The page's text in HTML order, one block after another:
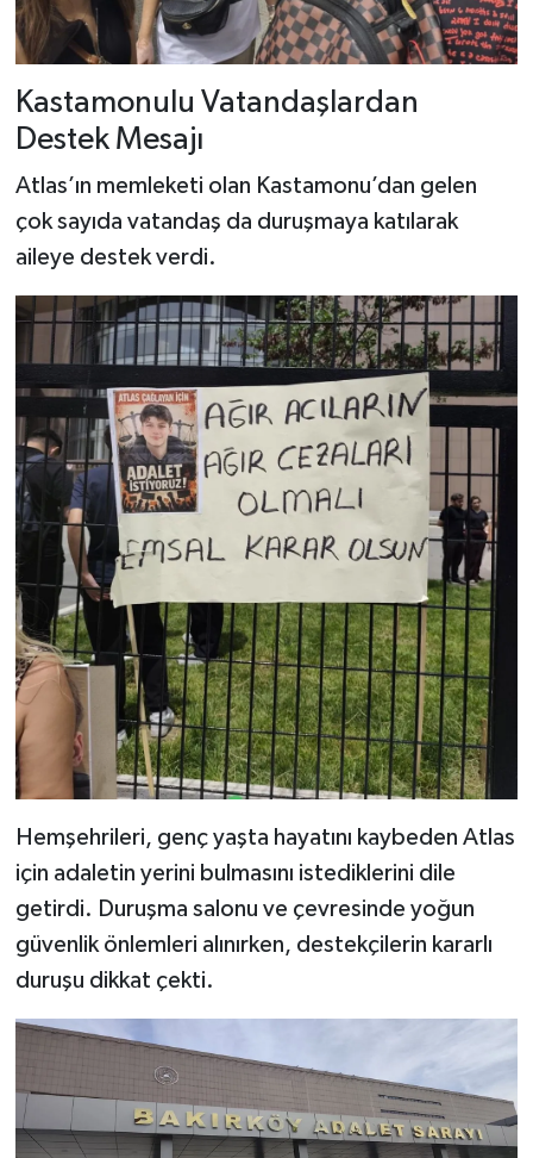
Kastamonulu Vatandaşlardan
Destek Mesajı
Atlas’ın memleketi olan Kastamonu’dan gelen
çok sayıda vatandaş da duruşmaya katılarak
aileye destek verdi.
Hemşehrileri, genç yaşta hayatını kaybeden Atlas
için adaletin yerini bulmasını istediklerini dile
getirdi. Duruşma salonu ve çevresinde yoğun
güvenlik önlemleri alınırken, destekçilerin kararlı
duruşu dikkat çekti.